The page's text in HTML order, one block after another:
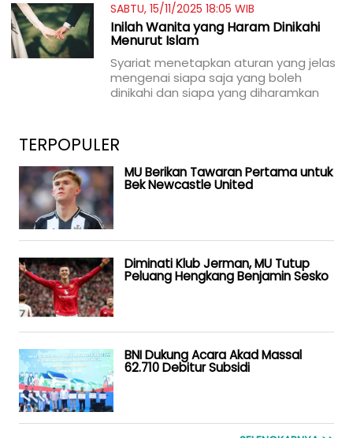
SABTU, 15/11/2025 18:05 WIB
Inilah Wanita yang Haram Dinikahi
Menurut Islam
Syariat menetapkan aturan yang jelas
mengenai siapa saja yang boleh
dinikahi dan siapa yang diharamkan
TERPOPULER
MU Berikan Tawaran Pertama untuk
Bek Newcastle United
Diminati Klub Jerman, MU Tutup
Peluang Hengkang Benjamin Sesko
BNI Dukung Acara Akad Massal
62.710 Debitur Subsidi